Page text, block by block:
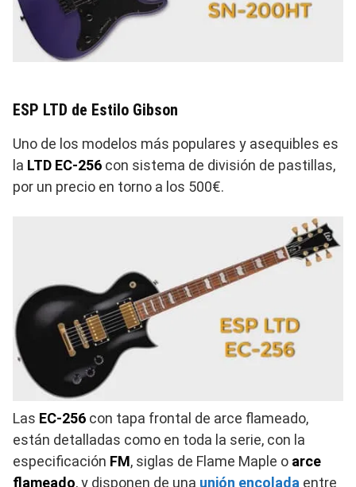
ESP LTD de Estilo Gibson
Uno de los modelos más populares y asequibles es
la LTD EC-256 con sistema de división de pastillas,
por un precio en torno a los 500€.
Las EC-256 con tapa frontal de arce flameado,
están detalladas como en toda la serie, con la
especificación FM, siglas de Flame Maple o arce
flameado, y disponen de una unión encolada entre